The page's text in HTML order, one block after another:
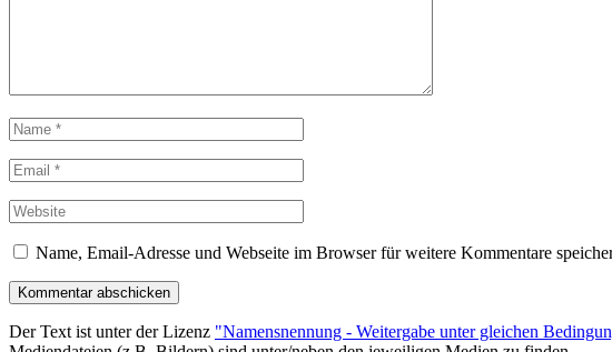
Name, Email-Adresse und Webseite im Browser für weitere Kommentare
Der Text ist unter der Lizenz "Namensnennung - Weitergabe unter gleichen